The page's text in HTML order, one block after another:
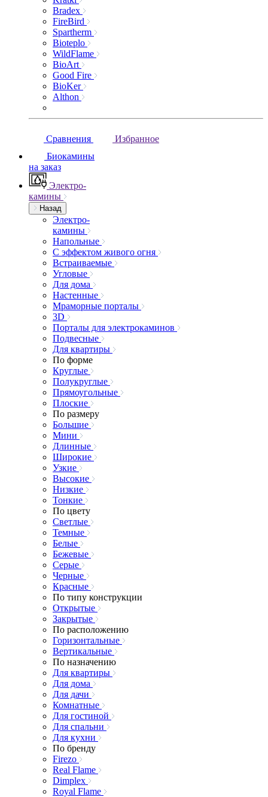
Bradex
FireBird
Spartherm
Bioteplo
WildFlame
BioArt
Good Fire
BioKer
Althon
Сравнения
Избранное
Биокамины
на заказ
Электро-
камины
Назад
Электро-
камины
Напольные
С эффектом живого огня
Встраиваемые
Угловые
Для дома
Настенные
Мраморные порталы
3D
Порталы для электрокаминов
Подвесные
Для квартиры
По форме
Круглые
Полукруглые
Прямоугольные
Плоские
По размеру
Большие
Мини
Длинные
Широкие
Узкие
Высокие
Низкие
Тонкие
По цвету
Светлые
Темные
Белые
Бежевые
Серые
Черные
Красные
По типу конструкции
Открытые
Закрытые
По расположению
Горизонтальные
Вертикальные
По назначению
Для квартиры
Для дома
Для дачи
Комнатные
Для гостиной
Для спальни
Для кухни
По бренду
Firezo
Real Flame
Dimplex
Royal Flame